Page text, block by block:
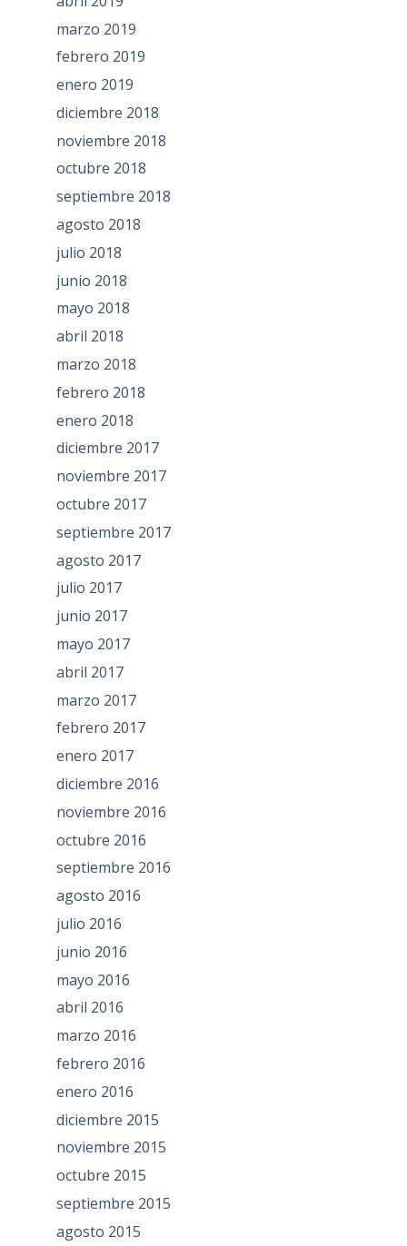
marzo 2019
febrero 2019
enero 2019
diciembre 2018
noviembre 2018
octubre 2018
septiembre 2018
agosto 2018
julio 2018
junio 2018
mayo 2018
abril 2018
marzo 2018
febrero 2018
enero 2018
diciembre 2017
noviembre 2017
octubre 2017
septiembre 2017
agosto 2017
julio 2017
junio 2017
mayo 2017
abril 2017
marzo 2017
febrero 2017
enero 2017
diciembre 2016
noviembre 2016
octubre 2016
septiembre 2016
agosto 2016
julio 2016
junio 2016
mayo 2016
abril 2016
marzo 2016
febrero 2016
enero 2016
diciembre 2015
noviembre 2015
octubre 2015
septiembre 2015
agosto 2015